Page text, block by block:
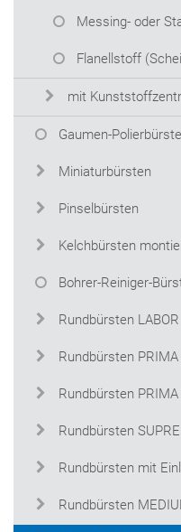
Messing- oder
Flanellstoff
mit
Gaumen-
Miniaturbürsten
Pinselbürsten
Kelchbürsten
Bohrer-Reiniger-
Rundbürsten LABOR
Rundbürsten
Rundbürsten
Rundbürsten
Rundbürsten mit
Rundbürsten